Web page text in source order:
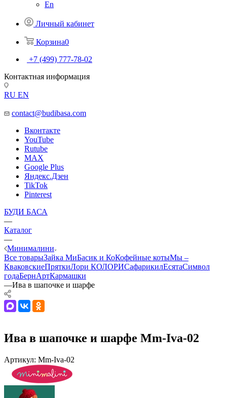
En
Личный кабинет
Корзина0
+7 (499) 777-78-02
Контактная информация
RU EN
contact@budibasa.com
Вконтакте
YouTube
Rutube
MAX
Google Plus
Яндекс.Дзен
TikTok
Pinterest
БУДИ БАСА
—
Каталог
—
Минималини
Все товарыЗайка МиБасик и КоКофейные котыМы –
КваковскиеПряткиЛори КОЛОРИСафарикилЕсятаСимвол
годаБернАртКармашки
—Ива в шапочке и шарфе
Ива в шапочке и шарфе Mm-Iva-02
Артикул: Mm-Iva-02